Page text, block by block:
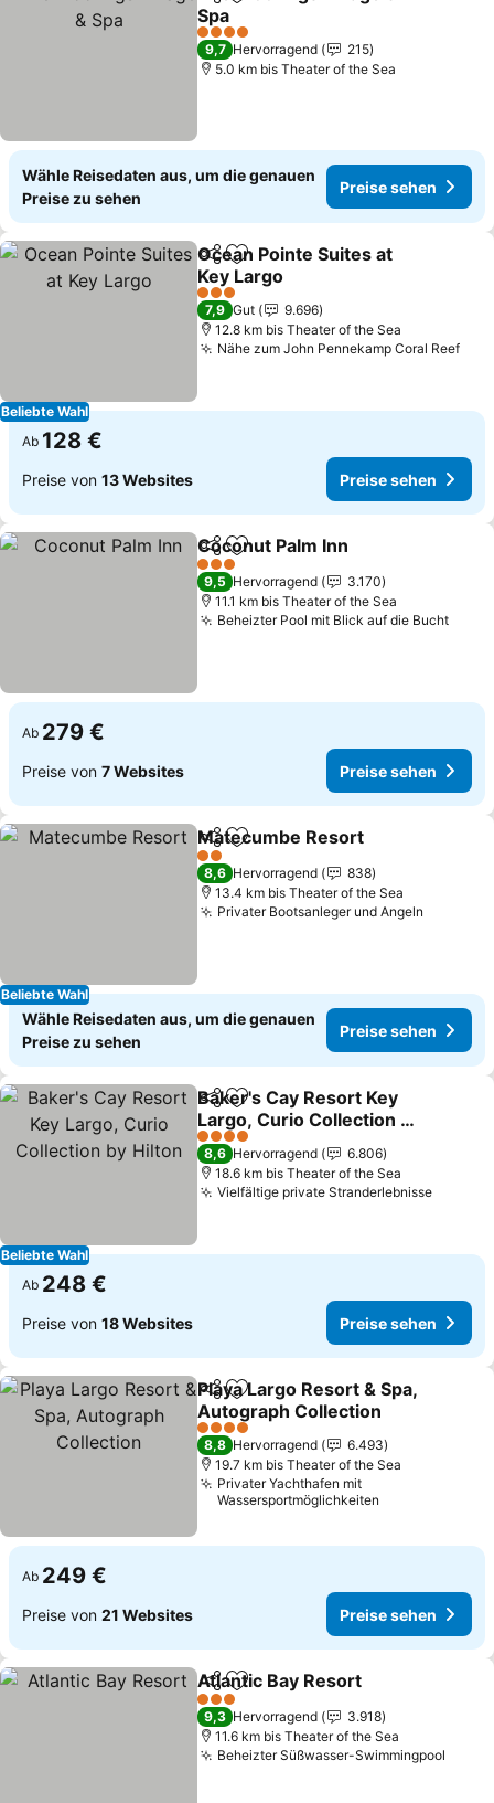
Zu Favoriten hinzufügen
Spa
Preise sehen
4 Sterne
9,7 Hervorragend
215
5.0 km bis Theater of the Sea
Wähle Reisedaten aus, um die genauen
Preise zu sehen
Preise sehen
Beliebte Wahl
TeilenZu Favoriten hinzufügen
Ocean Pointe Suites at
Key Largo
Preise sehen
3 Sterne
7,9 Gut
9.696
12.8 km bis Theater of the Sea
Nähe zum John Pennekamp Coral Reef
Ab 128 €
Preise von 13 Websites Preise sehen
TeilenZu Favoriten hinzufügen
Coconut Palm Inn
3 Sterne
9,5 Hervorragend
3.170
11.1 km bis Theater of the Sea
Beheizter Pool mit Blick auf die Bucht
Ab 279 €
Preise von 7 Websites Preise sehen
Beliebte Wahl
TeilenZu Favoriten hinzufügen
Matecumbe Resort
2 Sterne
8,6 Hervorragend
838
13.4 km bis Theater of the Sea
Privater Bootsanleger und Angeln
Wähle Reisedaten aus, um die genauen
Preise zu sehen
Preise sehen
Beliebte Wahl
TeilenZu Favoriten hinzufügen
Baker's Cay Resort Key
Largo, Curio Collection by
Hilton
Preise sehen
4 Sterne
8,6 Hervorragend
6.806
18.6 km bis Theater of the Sea
Vielfältige private StranderlebnissePreise
Ab 248 €
Preise von 18 Websites Preise sehen
TeilenZu Favoriten hinzufügen
Playa Largo Resort & Spa,
Autograph Collection
Preise sehen
4 Sterne
8,8 Hervorragend
6.493
19.7 km bis Theater of the Sea
Privater Yachthafen mit
Wassersportmöglichkeiten
Ab 249 €
Preise von 21 Websites Preise sehen
TeilenZu Favoriten hinzufügen
Atlantic Bay Resort
3 Sterne
9,3 Hervorragend
3.918
11.6 km bis Theater of the Sea
Beheizter Süßwasser-Swimmingpool